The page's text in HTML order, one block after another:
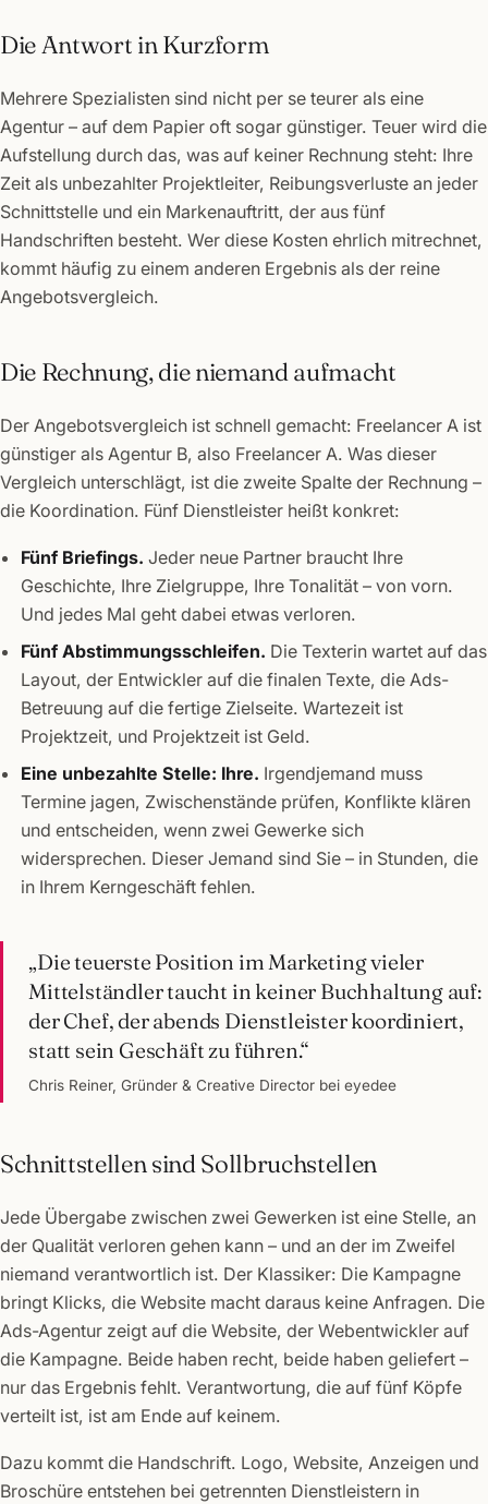
Die Antwort in Kurzform
Mehrere Spezialisten sind nicht per se teurer als eine
Agentur – auf dem Papier oft sogar günstiger. Teuer wird die
Aufstellung durch das, was auf keiner Rechnung steht: Ihre
Zeit als unbezahlter Projektleiter, Reibungsverluste an jeder
Schnittstelle und ein Markenauftritt, der aus fünf
Handschriften besteht. Wer diese Kosten ehrlich mitrechnet,
kommt häufig zu einem anderen Ergebnis als der reine
Angebotsvergleich.
Die Rechnung, die niemand aufmacht
Der Angebotsvergleich ist schnell gemacht: Freelancer A ist
günstiger als Agentur B, also Freelancer A. Was dieser
Vergleich unterschlägt, ist die zweite Spalte der Rechnung –
die Koordination. Fünf Dienstleister heißt konkret:
Fünf Briefings. Jeder neue Partner braucht Ihre
Geschichte, Ihre Zielgruppe, Ihre Tonalität – von vorn.
Und jedes Mal geht dabei etwas verloren.
Fünf Abstimmungsschleifen. Die Texterin wartet auf das
Layout, der Entwickler auf die finalen Texte, die Ads-
Betreuung auf die fertige Zielseite. Wartezeit ist
Projektzeit, und Projektzeit ist Geld.
Eine unbezahlte Stelle: Ihre. Irgendjemand muss
Termine jagen, Zwischenstände prüfen, Konflikte klären
und entscheiden, wenn zwei Gewerke sich
widersprechen. Dieser Jemand sind Sie – in Stunden, die
in Ihrem Kerngeschäft fehlen.
„Die teuerste Position im Marketing vieler
Mittelständler taucht in keiner Buchhaltung auf:
der Chef, der abends Dienstleister koordiniert,
statt sein Geschäft zu führen.“
Chris Reiner, Gründer & Creative Director bei eyedee
Schnittstellen sind Sollbruchstellen
Jede Übergabe zwischen zwei Gewerken ist eine Stelle, an
der Qualität verloren gehen kann – und an der im Zweifel
niemand verantwortlich ist. Der Klassiker: Die Kampagne
bringt Klicks, die Website macht daraus keine Anfragen. Die
Ads-Agentur zeigt auf die Website, der Webentwickler auf
die Kampagne. Beide haben recht, beide haben geliefert –
nur das Ergebnis fehlt. Verantwortung, die auf fünf Köpfe
verteilt ist, ist am Ende auf keinem.
Dazu kommt die Handschrift. Logo, Website, Anzeigen und
Broschüre entstehen bei getrennten Dienstleistern in